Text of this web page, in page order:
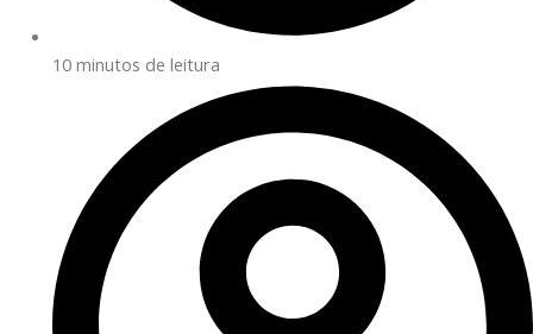
10 minutos de leitura